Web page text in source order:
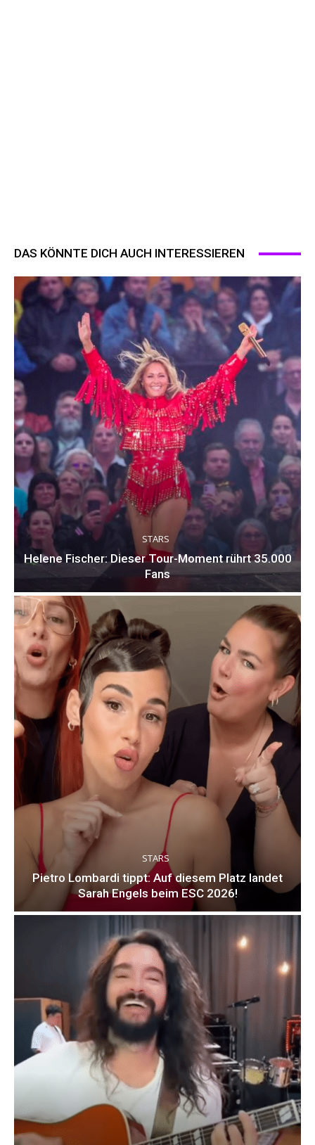
DAS KÖNNTE DICH AUCH INTERESSIEREN
STARS
Helene Fischer: Dieser Tour-Moment rührt 35.000
Fans
STARS
Pietro Lombardi tippt: Auf diesem Platz landet
Sarah Engels beim ESC 2026!